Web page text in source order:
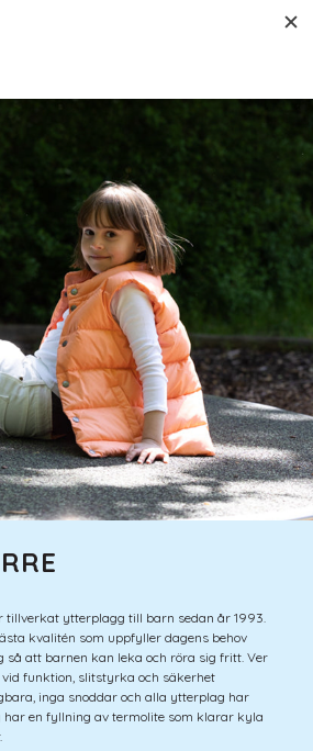
tillverkat ytterplagg till barn sedan år 1993.
kvalitén som uppfyller dagens behov
så att barnen kan leka och röra sig fritt. Ver
funktion, slitstyrka och säkerhet
inga snoddar och alla ytterplag har
har en fyllning av termolite som klarar kyla